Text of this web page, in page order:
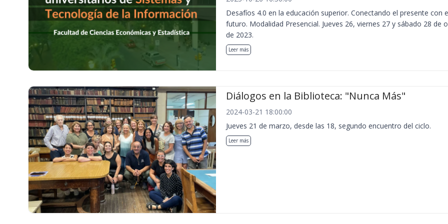
Desafíos 4.0 en la educación superior. Conectando el presente con
futuro. Modalidad Presencial. Jueves 26, viernes 27 y sábado 28 de
de 2023.
Leer más
Diálogos en la Biblioteca: "Nunca Más"
2024-03-21 18:00:00
Jueves 21 de marzo, desde las 18, segundo encuentro del ciclo.
Leer más